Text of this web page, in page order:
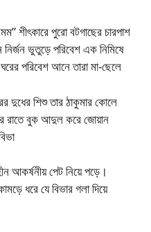
শীৎকারে পুরো বটগাছের চারপাশ
ভুতুড়ে পরিবেশ এক নিমিষে
পরিবেশ আনে তারা মা-ছেলে
দুধের শিশু তার ঠাকুমার কোলে
রাতে বুক আদুল করে জোয়ান
আকর্ষনীয় পেট নিয়ে পড়ে।
ধরে যে বিভার গলা দিয়ে